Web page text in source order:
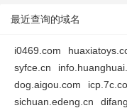
最近查询的域名
i0469.com
syfce.cn
dog.aigou.com
sichuan.edeng.cn